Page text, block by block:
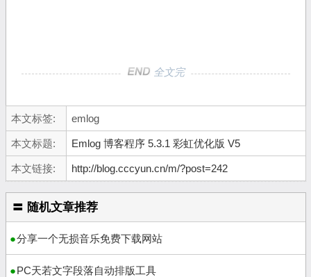
全文完
本文标签: emlog
本文标题: Emlog 博客程序 5.3.1 彩虹优化版 V5
本文链接: http://blog.cccyun.cn/m/?post=242
〓 随机文章推荐
分享一个无损音乐免费下载网站
PC天若文字段落自动排版工具